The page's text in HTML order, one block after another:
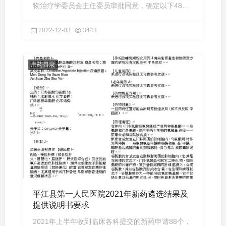
物治疗学委员会主任委员审批同意，确定以下48个
2022-12-03 3443
用药目录
平江县第一人民医院2021年新药遴选结果及
提供说明书要求
2021年上半年收到临床各科提交的新药申请88个，